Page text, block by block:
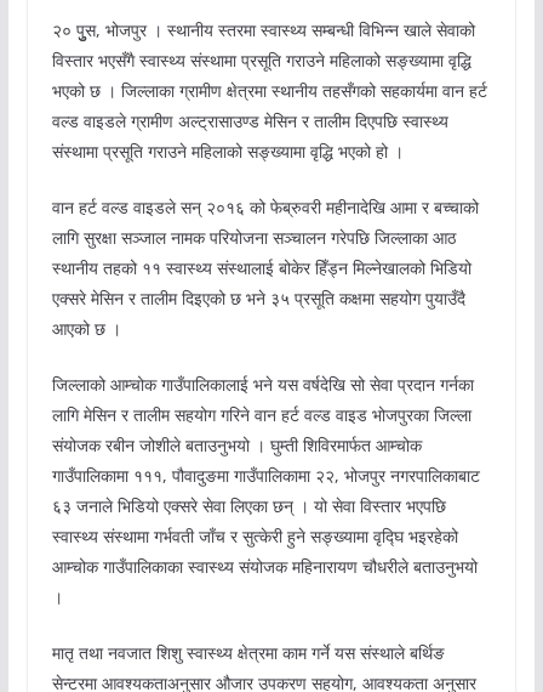
२० पुुुस, भोजपुर । स्थानीय स्तरमा स्वास्थ्य सम्बन्धी विभिन्न खाले सेवाको
विस्तार भएसँगै स्वास्थ्य संस्थामा प्रसूति गराउने महिलाको सङ्ख्यामा वृद्धि
भएको छ । जिल्लाका ग्रामीण क्षेत्रमा स्थानीय तहसँगको सहकार्यमा वान हर्ट
वल्ड वाइडले ग्रामीण अल्ट्रासाउण्ड मेसिन र तालीम दिएपछि स्वास्थ्य
संस्थामा प्रसूति गराउने महिलाको सङ्ख्यामा वृद्धि भएको हो ।
वान हर्ट वल्ड वाइडले सन् २०१६ को फेब्रुवरी महीनादेखि आमा र बच्चाको
लागि सुरक्षा सञ्जाल नामक परियोजना सञ्चालन गरेपछि जिल्लाका आठ
स्थानीय तहको ११ स्वास्थ्य संस्थालाई बोकेर हिँड्न मिल्नेखालको भिडियो
एक्सरे मेसिन र तालीम दिइएको छ भने ३५ प्रसूति कक्षमा सहयोग पुयाउँदै
आएको छ ।
जिल्लाको आम्चोक गाउँपालिकालाई भने यस वर्षदेखि सो सेवा प्रदान गर्नका
लागि मेसिन र तालीम सहयोग गरिने वान हर्ट वल्ड वाइड भोजपुरका जिल्ला
संयोजक रबीन जोशीले बताउनुभयो । घुम्ती शिविरमार्फत आम्चोक
गाउँपालिकामा १११, पौवादुङमा गाउँपालिकामा २२, भोजपुर नगरपालिकाबाट
६३ जनाले भिडियो एक्सरे सेवा लिएका छन् । यो सेवा विस्तार भएपछि
स्वास्थ्य संस्थामा गर्भवती जाँच र सुत्केरी हुने सङ्ख्यामा वृद्घि भइरहेको
आम्चोक गाउँपालिकाका स्वास्थ्य संयोजक महिनारायण चौधरीले बताउनुभयो
।
मातृ तथा नवजात शिशु स्वास्थ्य क्षेत्रमा काम गर्ने यस संस्थाले बर्थिङ
सेन्टरमा आवश्यकताअनुसार औजार उपकरण सहयोग, आवश्यकता अनुसार